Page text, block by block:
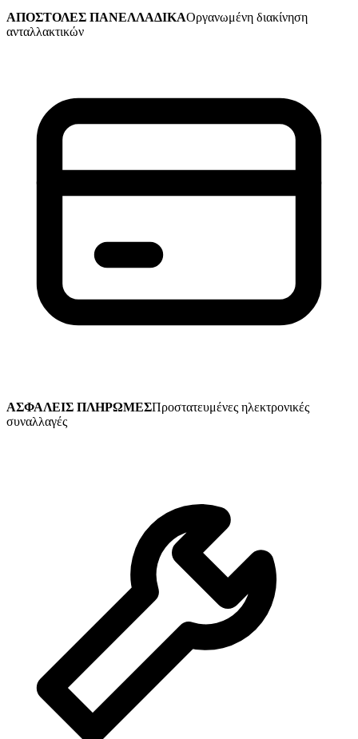
ΑΠΟΣΤΟΛΕΣ ΠΑΝΕΛΛΑΔΙΚΑΟργανωμένη διακίνηση
ανταλλακτικών
ΑΣΦΑΛΕΙΣ ΠΛΗΡΩΜΕΣΠροστατευμένες ηλεκτρονικές
συναλλαγές